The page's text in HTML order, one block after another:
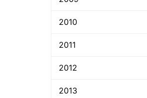
2010
2011
2012
2013